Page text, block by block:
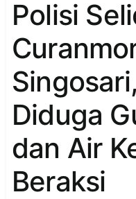
Polisi
Diduga
dan Air
Beraksi